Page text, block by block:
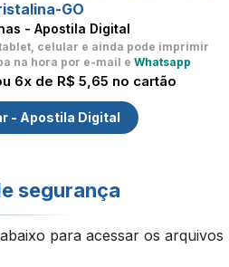
GO
- Apostila Digital
celular e ainda pode imprimir
na hora por e-mail e Whatsapp
6x de R$ 5,65 no cartão
- Apostila Digital
segurança
para acessar os arquivos